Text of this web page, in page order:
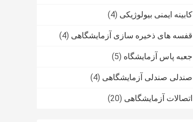
کابینه ایمنی بیولوژیکی (4)
قفسه های ذخیره سازی آزمایشگاهی (4)
جعبه پاس آزمایشگاه (5)
صندلی صندلی آزمایشگاهی (4)
اتصالات آزمایشگاهی (20)